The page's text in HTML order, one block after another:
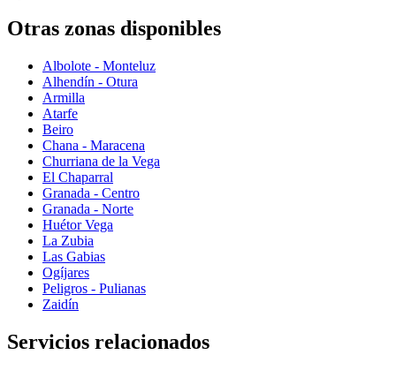
Otras zonas disponibles
Albolote - Monteluz
Alhendín - Otura
Armilla
Atarfe
Beiro
Chana - Maracena
Churriana de la Vega
El Chaparral
Granada - Centro
Granada - Norte
Huétor Vega
La Zubia
Las Gabias
Ogíjares
Peligros - Pulianas
Zaidín
Servicios relacionados